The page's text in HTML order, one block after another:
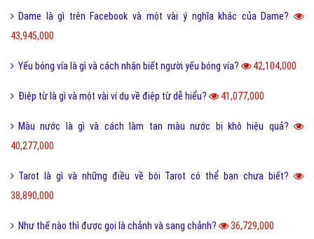
Dame là gì trên Facebook và một vài ý nghĩa khác của Dame?
43,945,000
Yếu bóng vía là gì và cách nhận biết người yếu bóng vía? 42,104,000
Điệp từ là gì và một vài ví dụ về điệp từ dễ hiểu? 41,077,000
Màu nước là gì và cách làm tan màu nước bị khô hiệu quả?
40,277,000
Tarot là gì và những điều về bói Tarot có thể bạn chưa biết?
38,890,000
Như thế nào thì được gọi là chảnh và sang chảnh? 36,729,000